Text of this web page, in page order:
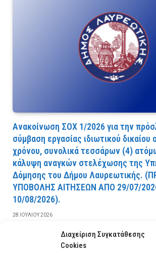
Διαχείριση Συγκατάθεσης
Cookies
Ανακοίνωση ΣΟΧ 1/2026 για την
σύμβαση εργασίας ιδιωτικού δικαίου
χρόνου, συνολικά τεσσάρων (4)
κάλυψη αναγκών στελέχωσης της
Δόμησης του Δήμου Λαυρεωτικής.
YΠOBOΛHΣ AITHΣEΩN AΠO 29/07/
10/08/2026).
28 ΙΟΥΛΊΟΥ 2026
ΔΙΑΒΆΣΤΕ ΠΕΡΙΣΣΌΤΕΡΑ